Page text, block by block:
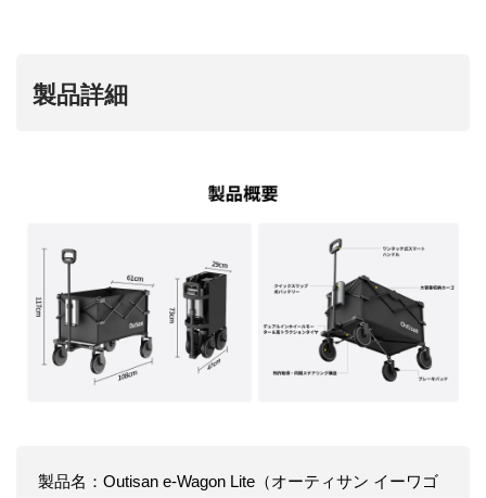
製品詳細
製品名：Outisan e-Wagon Lite（オーティサン イーワゴ